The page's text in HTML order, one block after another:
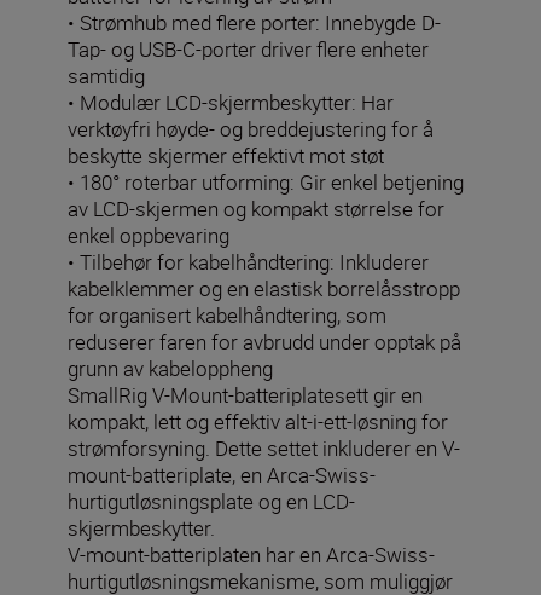
• Strømhub med flere porter: Innebygde D-
Tap- og USB-C-porter driver flere enheter
samtidig
• Modulær LCD-skjermbeskytter: Har
verktøyfri høyde- og breddejustering for å
beskytte skjermer effektivt mot støt
• 180° roterbar utforming: Gir enkel betjening
av LCD-skjermen og kompakt størrelse for
enkel oppbevaring
• Tilbehør for kabelhåndtering: Inkluderer
kabelklemmer og en elastisk borrelåsstropp
for organisert kabelhåndtering, som
reduserer faren for avbrudd under opptak på
grunn av kabeloppheng
SmallRig V-Mount-batteriplatesett gir en
kompakt, lett og effektiv alt-i-ett-løsning for
strømforsyning. Dette settet inkluderer en V-
mount-batteriplate, en Arca-Swiss-
hurtigutløsningsplate og en LCD-
skjermbeskytter.
V-mount-batteriplaten har en Arca-Swiss-
hurtigutløsningsmekanisme, som muliggjør